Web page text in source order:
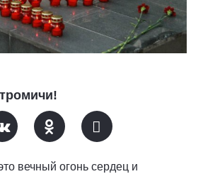
вечный огонь сердец и